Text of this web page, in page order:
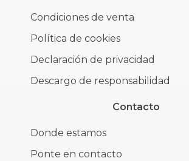
Condiciones de venta
Política de cookies
Declaración de privacidad
Descargo de responsabilidad
Contacto
Donde estamos
Ponte en contacto